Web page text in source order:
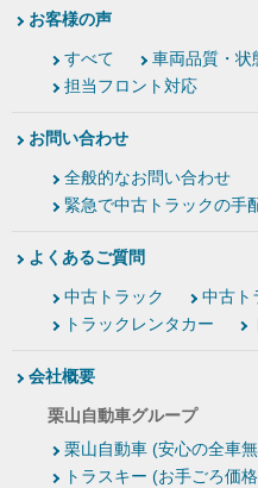
お客様の声
すべて 車両品質・状
担当フロント対応
お問い合わせ
全般的なお問い合わせ
緊急で中古トラックの手
よくあるご質問
中古トラック
中古ト
トラックレンタカー
会社概要
栗山自動車グループ
栗山自動車 (安心の全車
トラスキー (お手ごろ価